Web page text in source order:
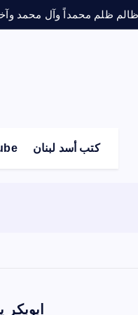
ظالم ظلم محمداً وآل محمد
كتب أسد لبنان